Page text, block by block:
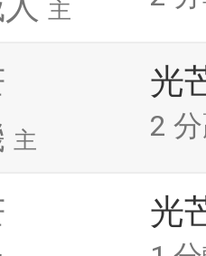
主
主
光
2
光